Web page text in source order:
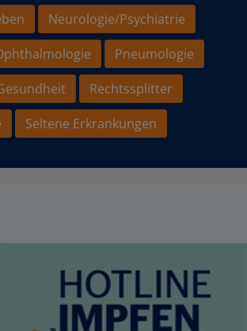
Neurologie/Psychiatrie
Pneumologie
Rechtssplitter
Seltene Erkrankungen